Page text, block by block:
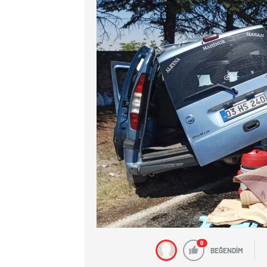
0
BEĞENDİM